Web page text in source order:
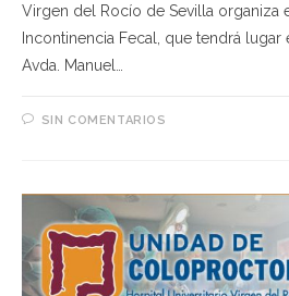
Virgen del Rocío de Sevilla organiza
Incontinencia Fecal, que tendrá lugar
Avda. Manuel…
SIN COMENTARIOS